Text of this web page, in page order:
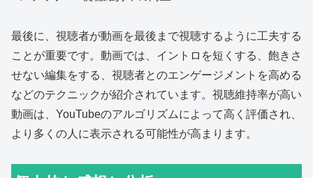
最後に、視聴者が動画を最後まで視聴するように工夫する
ことが重要です。動画では、イントロを短くする、飽きさ
せない編集をする、視聴者とのエンゲージメントを高める
などのテクニックが紹介されています。視聴維持率が高い
動画は、YouTubeのアルゴリズムによって高く評価され、
より多くの人に表示される可能性が高まります。